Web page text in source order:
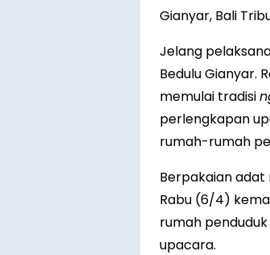
Gianyar, Bali
Jelang
Bedulu Gianyar.
memulai tradisi
perlengkapan
rumah-rumah
Berpakaian adat
Rabu (6/4)
rumah
upacara.